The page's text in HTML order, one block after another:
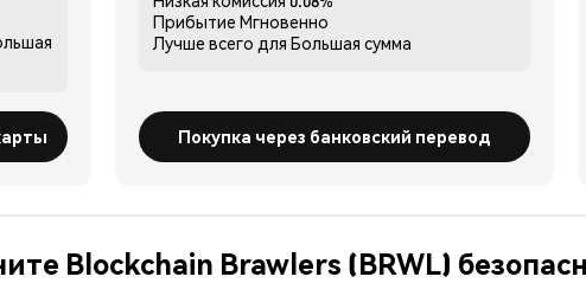
Прибытие Мгновенно
Лучше всего для Большая сумма
Покупка через банковский перевод
Blockchain Brawlers (BRWL)